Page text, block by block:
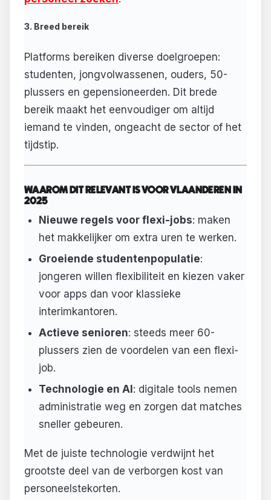
3. Breed bereik
Platforms bereiken diverse doelgroepen:
studenten, jongvolwassenen, ouders, 50-
plussers en gepensioneerden. Dit brede
bereik maakt het eenvoudiger om altijd
iemand te vinden, ongeacht de sector of het
tijdstip.
WAAROM DIT RELEVANT IS VOOR VLAANDEREN IN
2025
Nieuwe regels voor flexi-jobs: maken
het makkelijker om extra uren te werken.
Groeiende studentenpopulatie:
jongeren willen flexibiliteit en kiezen vaker
voor apps dan voor klassieke
interimkantoren.
Actieve senioren: steeds meer 60-
plussers zien de voordelen van een flexi-
job.
Technologie en AI : digitale tools nemen
administratie weg en zorgen dat matches
sneller gebeuren.
Met de juiste technologie verdwijnt het
grootste deel van de verborgen kost van
personeelstekorten.